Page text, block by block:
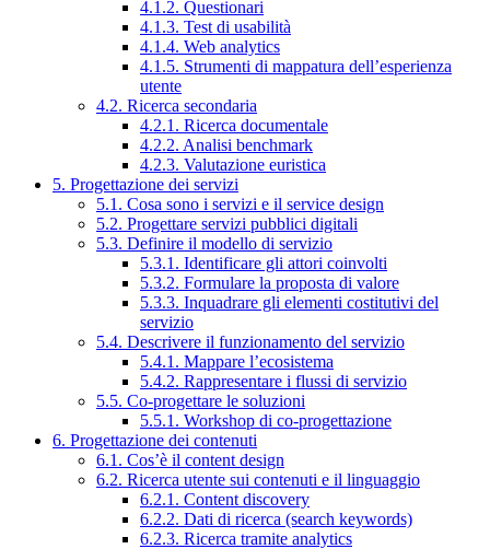
4.1.2. Questionari
4.1.3. Test di usabilità
4.1.4. Web analytics
4.1.5. Strumenti di mappatura dell’esperienza
utente
4.2. Ricerca secondaria
4.2.1. Ricerca documentale
4.2.2. Analisi benchmark
4.2.3. Valutazione euristica
5. Progettazione dei servizi
5.1. Cosa sono i servizi e il service design
5.2. Progettare servizi pubblici digitali
5.3. Definire il modello di servizio
5.3.1. Identificare gli attori coinvolti
5.3.2. Formulare la proposta di valore
5.3.3. Inquadrare gli elementi costitutivi del
servizio
5.4. Descrivere il funzionamento del servizio
5.4.1. Mappare l’ecosistema
5.4.2. Rappresentare i flussi di servizio
5.5. Co-progettare le soluzioni
5.5.1. Workshop di co-progettazione
6. Progettazione dei contenuti
6.1. Cos’è il content design
6.2. Ricerca utente sui contenuti e il linguaggio
6.2.1. Content discovery
6.2.2. Dati di ricerca (search keywords)
6.2.3. Ricerca tramite analytics